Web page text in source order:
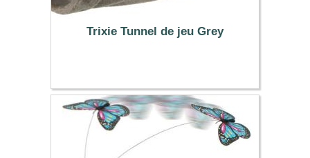
Trixie Tunnel de jeu Grey
18.29 €